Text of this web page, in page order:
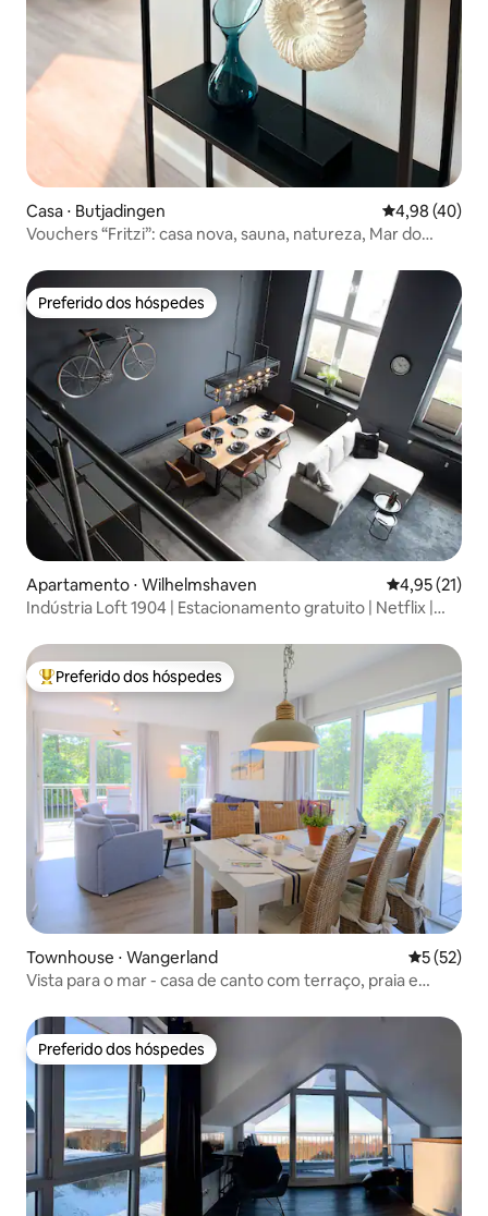
Casa ⋅ Butjadingen 4,98 de uma
4,98 (40)
Vouchers “Fritzi”: casa nova, sauna, natureza, Mar do
Preferido dos hóspedes
Preferido dos hóspedes
Apartamento ⋅ Wilhelmshaven 4,95 de uma
4,95 (21)
Indústria Loft 1904 | Estacionamento gratuito | Netflix |
Entre os melhores preferidos dos hóspedes
Preferido dos hóspedes
Townhouse ⋅ Wangerland 5 de uma
5 (52)
Vista para o mar - casa de canto com terraço, praia e
Preferido dos hóspedes
Preferido dos hóspedes